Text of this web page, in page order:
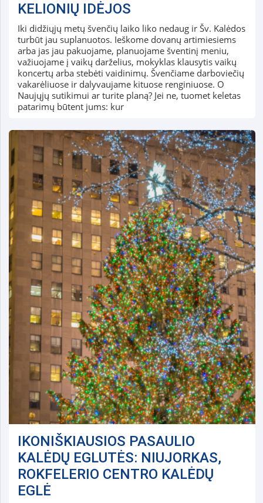
KELIONIŲ IDĖJOS
Iki didžiųjų metų švenčių laiko liko nedaug ir Šv. Kalėdos
turbūt jau suplanuotos. Ieškome dovanų artimiesiems
arba jas jau pakuojame, planuojame šventinį meniu,
važiuojame į vaikų darželius, mokyklas klausytis vaikų
koncertų arba stebėti vaidinimų. Švenčiame darboviečių
vakarėliuose ir dalyvaujame kituose renginiuose. O
Naujųjų sutikimui ar turite planą? Jei ne, tuomet keletas
patarimų būtent jums: kur
IKONIŠKIAUSIOS PASAULIO
KALĖDŲ EGLUTĖS: NIUJORKAS,
ROKFELERIO CENTRO KALĖDŲ
EGLĖ